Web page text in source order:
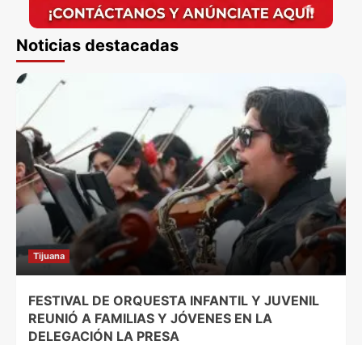
Noticias destacadas
Tijuana
FESTIVAL DE ORQUESTA INFANTIL Y JUVENIL
REUNIÓ A FAMILIAS Y JÓVENES EN LA
DELEGACIÓN LA PRESA